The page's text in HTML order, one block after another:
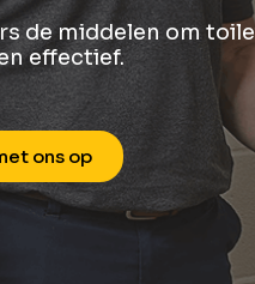
de middelen om
effectief.
ons op